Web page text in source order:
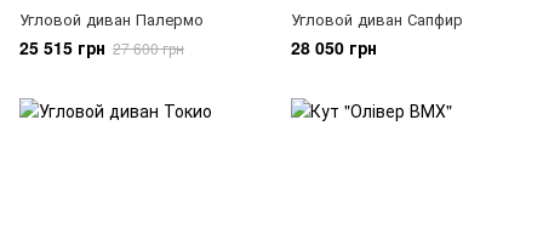
Угловой диван Палермо
25 515 грн 27 600 грн
Угловой диван Сапфир
28 050 грн